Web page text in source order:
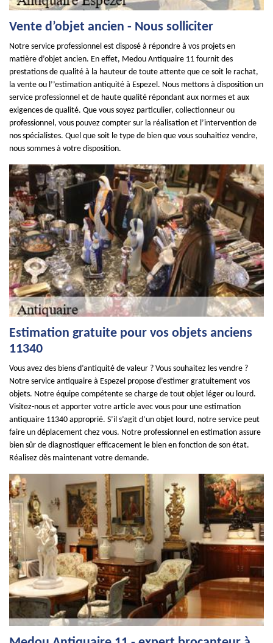
Vente d’objet ancien - Nous solliciter
Notre service professionnel est disposé à répondre à vos projets en
matière d’objet ancien. En effet, Medou Antiquaire 11 fournit des
prestations de qualité à la hauteur de toute attente que ce soit le rachat,
la vente ou l’’estimation antiquité à Espezel. Nous mettons à disposition un
service professionnel et de haute qualité répondant aux normes et aux
exigences de qualité. Que vous soyez particulier, collectionneur ou
professionnel, vous pouvez compter sur la réalisation et l’intervention de
nos spécialistes. Quel que soit le type de bien que vous souhaitiez vendre,
nous sommes à votre disposition.
Estimation gratuite pour vos objets anciens
11340
Vous avez des biens d’antiquité de valeur ? Vous souhaitez les vendre ?
Notre service antiquaire à Espezel propose d’estimer gratuitement vos
objets. Notre équipe compétente se charge de tout objet léger ou lourd.
Visitez-nous et apporter votre article avec vous pour une estimation
antiquaire 11340 approprié. S’il s’agit d’un objet lourd, notre service peut
faire un déplacement chez vous. Notre professionnel en estimation assure
bien sûr de diagnostiquer efficacement le bien en fonction de son état.
Réalisez dès maintenant votre demande.